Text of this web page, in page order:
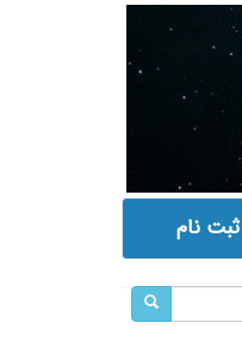
ثبت نام